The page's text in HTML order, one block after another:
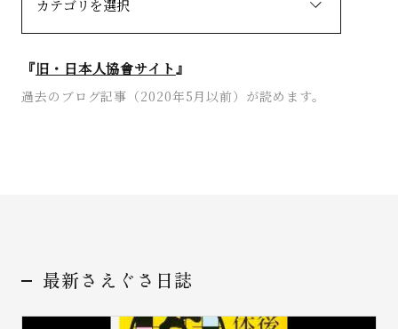
『旧・日本人協會サイト』
過去のブログ記事（2020年5月以前）が読めます。
最新さえぐさ日誌